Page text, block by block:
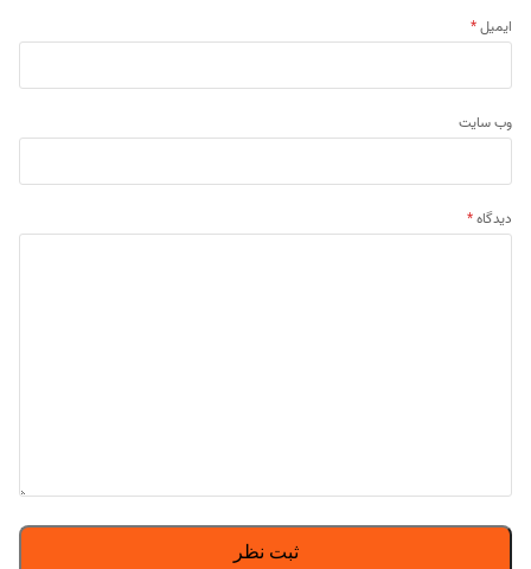
ایمیل*
وب‌ سایت
دیدگاه*